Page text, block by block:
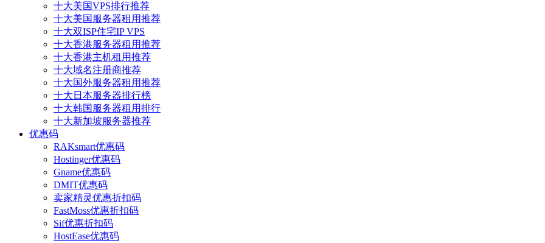
十大美国VPS排行推荐
十大美国服务器租用推荐
十大双ISP住宅IP VPS
十大香港服务器租用推荐
十大香港主机租用推荐
十大域名注册商推荐
十大国外服务器租用推荐
十大日本服务器排行榜
十大韩国服务器租用排行
十大新加坡服务器推荐
优惠码
RAKsmart优惠码
Hostinger优惠码
Gname优惠码
DMIT优惠码
卖家精灵优惠折扣码
FastMoss优惠折扣码
Sif优惠折扣码
HostEase优惠码